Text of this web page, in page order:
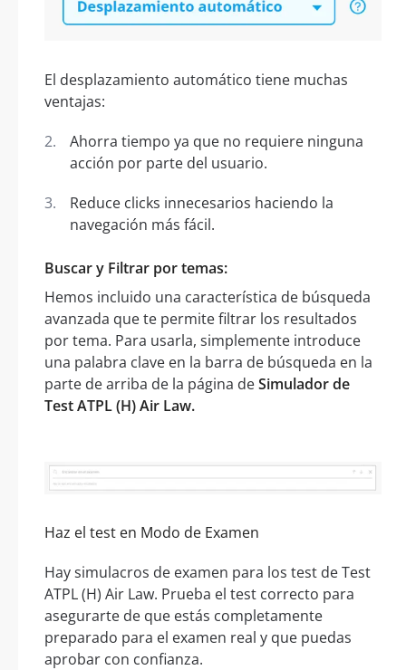
El desplazamiento automático tiene muchas
ventajas:
Ahorra tiempo ya que no requiere ninguna
acción por parte del usuario.
Reduce clicks innecesarios haciendo la
navegación más fácil.
Buscar y Filtrar por temas:
Hemos incluido una característica de búsqueda
avanzada que te permite filtrar los resultados
por tema. Para usarla, simplemente introduce
una palabra clave en la barra de búsqueda en la
parte de arriba de la página deSimulador de
Test ATPL (H) Air Law.
Haz el test en Modo de Examen
Hay simulacros de examen para los test de Test
ATPL (H) Air Law. Prueba el test correcto para
asegurarte de que estás completamente
preparado para el examen real y que puedas
aprobar con confianza.